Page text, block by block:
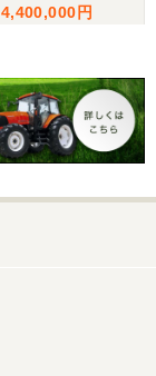
4,400,000